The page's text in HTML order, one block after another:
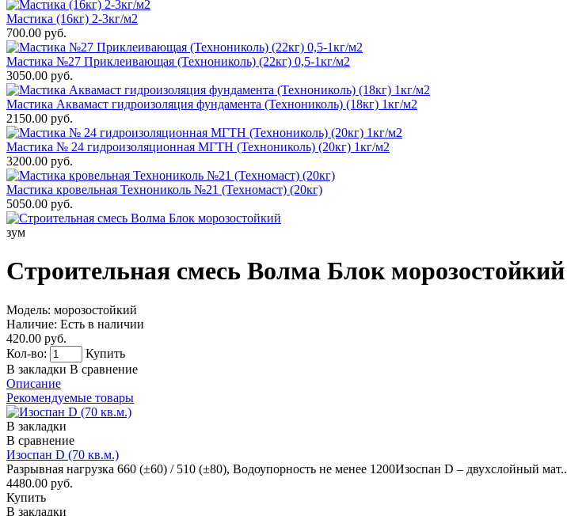
Мастика (16кг) 2-3кг/м2
700.00 руб.
Мастика №27 Приклеивающая (Технониколь) (22кг) 0,5-1кг/м2
3050.00 руб.
Мастика Аквамаст гидроизоляция фундамента (Технониколь) (18кг) 1кг/м2
2150.00 руб.
Мастика № 24 гидроизоляционная МГТН (Технониколь) (20кг) 1кг/м2
3200.00 руб.
Мастика кровельная Технониколь №21 (Техномаст) (20кг)
5050.00 руб.
зум
Строительная смесь Волма Блок морозостойкий
Модель: морозостойкий
Наличие: Есть в наличии
420.00 руб.
Кол-во:
Купить
В закладки В сравнение
Описание
Рекомендуемые товары
В закладки
В сравнение
Изоспан D (70 кв.м.)
Разрывная нагрузка 660 (±60) / 510 (±80), Водоупорность не менее 1200Изоспан D – двухслойный мат..
4480.00 руб.
Купить
В закладки